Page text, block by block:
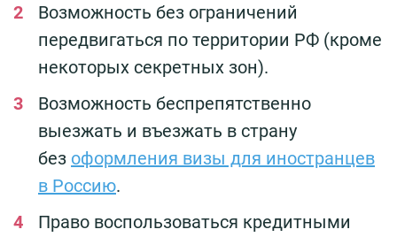
Возможность без ограничений
передвигаться по территории РФ (кроме
некоторых секретных зон).
Возможность беспрепятственно
выезжать и въезжать в страну
без оформления визы для иностранцев
в Россию.
Право воспользоваться кредитными